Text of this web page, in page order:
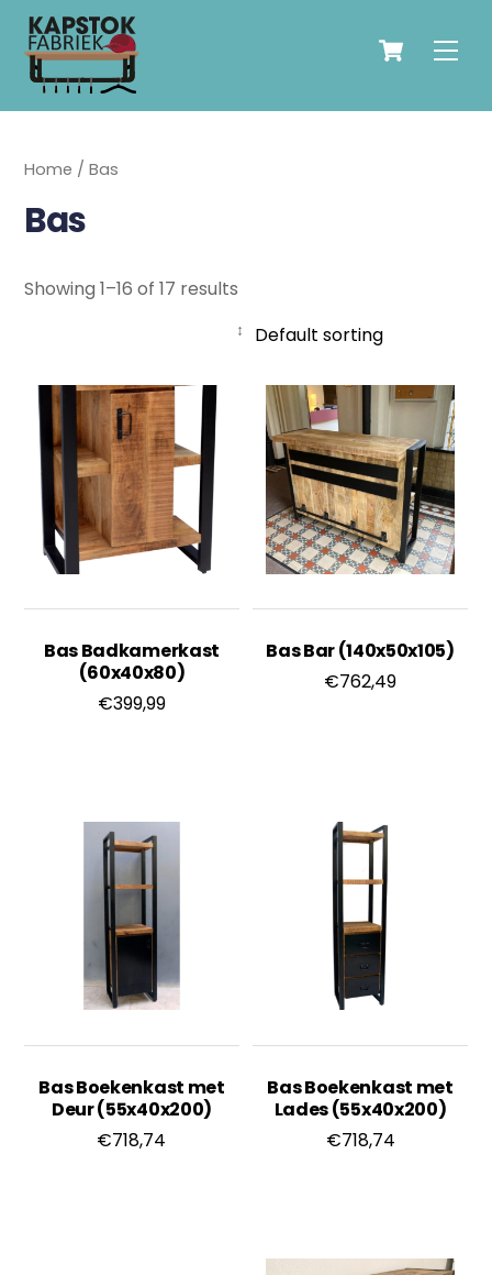
Skip
content
Cart
Home / Bas
Bas
Showing 1–16 of 17 results
Bas Badkamerkast
(60x40x80)
€399,99
Bas Bar (140x50x105)
€762,49
Bas Boekenkast met
Deur (55x40x200)
€718,74
Bas Boekenkast met
Lades (55x40x200)
€718,74